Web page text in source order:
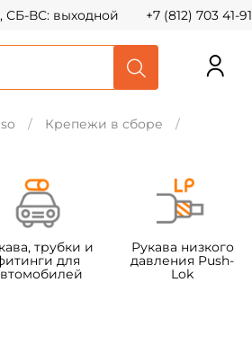
СБ-ВС: выходной +7 (812) 703 41-91
Крепежи в сборе
трубки и
для
Рукава низкого
давления Push-
Lok